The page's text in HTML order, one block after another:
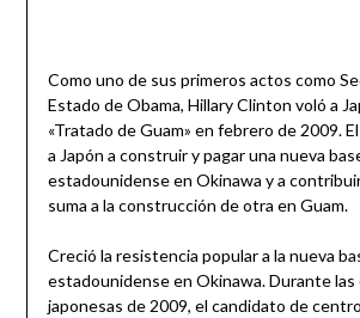
Como uno de sus primeros actos como
Estado de Obama, Hillary Clinton voló a
«Tratado de Guam» en febrero de 2009.
a Japón a construir y pagar una nueva
estadounidense en Okinawa y a
suma a la construcción de otra en Guam.
Creció la resistencia popular a la nueva
estadounidense en Okinawa. Durante las
japonesas de 2009, el candidato de